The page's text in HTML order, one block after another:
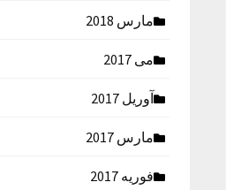
مارس 2018
می 2017
آوریل 2017
مارس 2017
فوریه 2017